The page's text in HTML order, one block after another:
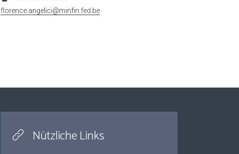
florence.angelici@minfin.fed.be
Nützliche Links